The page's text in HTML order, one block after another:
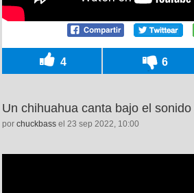
4 6
Un chihuahua canta bajo el
por chuckbass el 23 sep 2022, 10:00